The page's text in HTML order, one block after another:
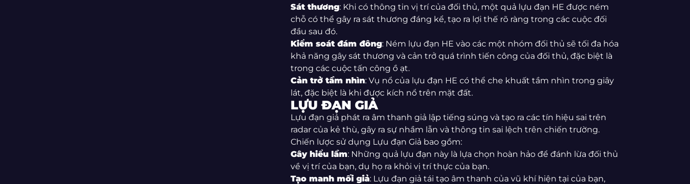
Sát thương: Khi có thông tin vị trí của đối thủ, một quả lựu đạn HE được ném
chỗ có thể gây ra sát thương đáng kể, tạo ra lợi thế rõ ràng trong các cuộc đối
đầu sau đó.
Kiểm soát đám đông: Ném lựu đạn HE vào các một nhóm đối thủ sẽ tối đa hóa
khả năng gây sát thương và cản trở quá trình tiến công của đối thủ, đặc biệt là
trong các cuộc tấn công ồ ạt.
Cản trở tầm nhìn: Vụ nổ của lựu đạn HE có thể che khuất tầm nhìn trong giây
lát, đặc biệt là khi được kích nổ trên mặt đất.
LỰU ĐẠN GIẢ
Lựu đạn giả phát ra âm thanh giả lập tiếng súng và tạo ra các tín hiệu sai trên
radar của kẻ thù, gây ra sự nhầm lẫn và thông tin sai lệch trên chiến trường.
Chiến lược sử dụng Lựu đạn Giả bao gồm:
Gây hiểu lầm: Những quả lựu đạn này là lựa chọn hoàn hảo để đánh lừa đối thủ
về vị trí của bạn, dụ họ ra khỏi vị trí thực của bạn.
Tạo manh mối giả: Lựu đạn giả tái tạo âm thanh của vũ khí hiện tại của bạn,